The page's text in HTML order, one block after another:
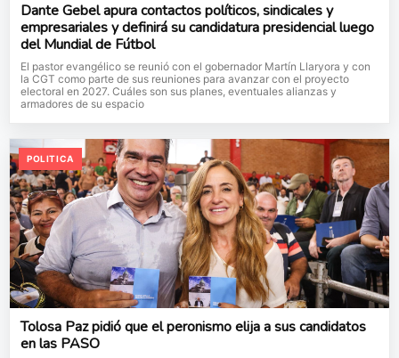
Dante Gebel apura contactos políticos, sindicales y
empresariales y definirá su candidatura presidencial luego
del Mundial de Fútbol
El pastor evangélico se reunió con el gobernador Martín Llaryora y con
la CGT como parte de sus reuniones para avanzar con el proyecto
electoral en 2027. Cuáles son sus planes, eventuales alianzas y
armadores de su espacio
POLITICA
Tolosa Paz pidió que el peronismo elija a sus candidatos
en las PASO